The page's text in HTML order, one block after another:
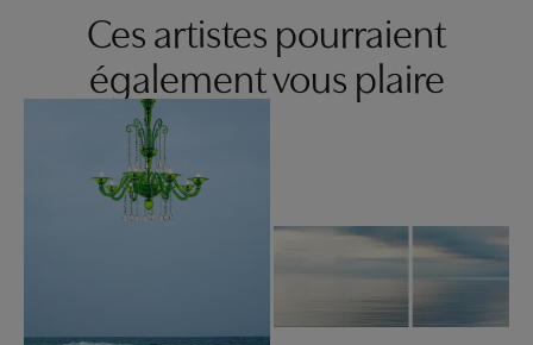
Ces artistes pourraient
également vous plaire